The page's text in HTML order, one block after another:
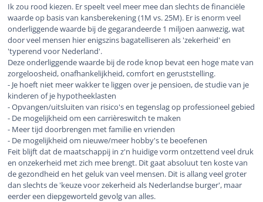
Ik zou rood kiezen. Er speelt veel meer mee dan slechts de financiële
waarde op basis van kansberekening (1M vs. 25M). Er is enorm veel
onderliggende waarde bij de gegarandeerde 1 miljoen aanwezig, wat
door veel mensen hier enigszins bagatelliseren als 'zekerheid' en
'typerend voor Nederland'.
Deze onderliggende waarde bij de rode knop bevat een hoge mate van
zorgeloosheid, onafhankelijkheid, comfort en geruststelling.
- Je hoeft niet meer wakker te liggen over je pensioen, de studie van je
kinderen of je hypotheeklasten
- Opvangen/uitsluiten van risico's en tegenslag op professioneel gebied
- De mogelijkheid om een carrièreswitch te maken
- Meer tijd doorbrengen met familie en vrienden
- De mogelijkheid om nieuwe/meer hobby's te beoefenen
Feit blijft dat de maatschappij in z'n huidige vorm ontzettend veel druk
en onzekerheid met zich mee brengt. Dit gaat absoluut ten koste van
de gezondheid en het geluk van veel mensen. Dit is allang veel groter
dan slechts de 'keuze voor zekerheid als Nederlandse burger', maar
eerder een diepgeworteld gevolg van alles.